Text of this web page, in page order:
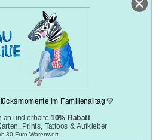
im Familienalltag 💛
an und erhalte10% Rabatt
Prints, Tattoos & Aufkleber
30 Euro Warenwert